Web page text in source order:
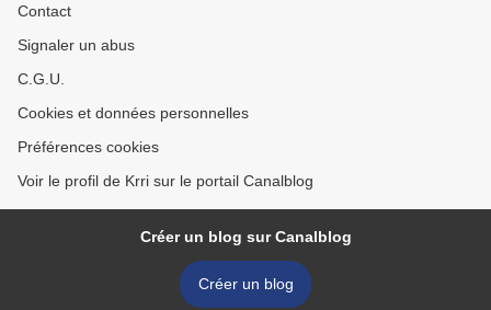
Contact
Signaler un abus
C.G.U.
Cookies et données personnelles
Préférences cookies
Voir le profil de Krri sur le portail Canalblog
Créer un blog sur Canalblog
Créer un blog